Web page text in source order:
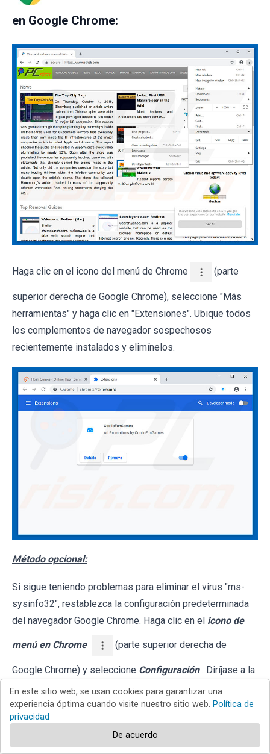
en Google Chrome:
Haga clic en el icono del menú de Chrome (parte
superior derecha de Google Chrome), seleccione "Más
herramientas" y haga clic en "Extensiones". Ubique todos
los complementos de navegador sospechosos
recientemente instalados y elimínelos.
Método opcional:
Si sigue teniendo problemas para eliminar el virus "ms-
sysinfo32", restablezca la configuración predeterminada
del navegador Google Chrome. Haga clic en el icono de
menú en Chrome (parte superior derecha de
Google Chrome) y seleccione Configuración . Diríjase a la
parte inferior de la pantalla. Haga clic en el enlace
Configuración avanzada .
En este sitio web, se usan cookies para garantizar una
experiencia óptima cuando visite nuestro sitio web. Política de
privacidad
De acuerdo